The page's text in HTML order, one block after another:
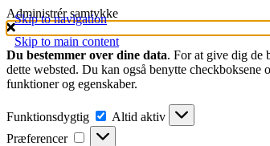
Administrér samtykke
Du bestemmer over dine data. For at give dig de
dette websted. Du kan også benytte
funktioner og egenskaber.
Funktionsdygtig Funktionsdygtig
Altid aktiv
Præferencer
Præferencer
Skip to navigation
Skip to main content